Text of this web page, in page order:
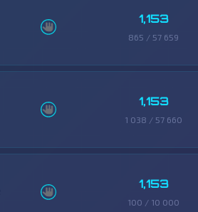
1,153
865 / 57 659
1,153
1 038 / 57 660
1,153
100 / 10 000